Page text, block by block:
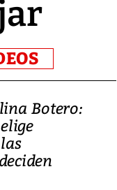
Botero: